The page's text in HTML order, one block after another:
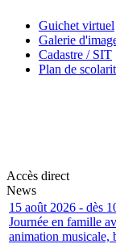
Guichet virtuel
Galerie
Cadastre / SIT
Plan de
Accès direct
News
15 août 2026 - dès
Journée en famille
animation musicale,